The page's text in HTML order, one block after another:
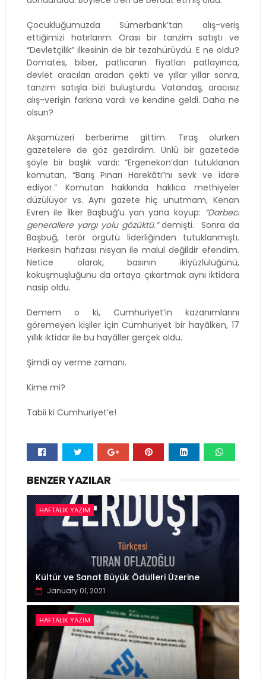
Çocukluğumuzda Sümerbank’tan alış-veriş
ettiğimizi hatırlarım. Orası bir tanzim satıştı ve
“Devletçilik” ilkesinin de bir tezahürüydü. E ne oldu?
Domates, biber, patlıcanın fiyatları patlayınca,
devlet aracıları aradan çekti ve yıllar yıllar sonra,
tanzim satışla bizi buluşturdu. Vatandaş, aracısız
alış-verişin farkına vardı ve kendine geldi. Daha ne
olsun?
Akşamüzeri berberime gittim. Tıraş olurken
gazetelere de göz gezdirdim. Ünlü bir gazetede
şöyle bir başlık vardı: “Ergenekon’dan tutuklanan
komutan, “Barış Pınarı Harekâtı”nı sevk ve idare
ediyor.” Komutan hakkında haklıca methiyeler
düzülüyor vs. Aynı gazete hiç unutmam, Kenan
Evren ile İlker Başbuğ’u yan yana koyup: “Darbeci
generallere yargı yolu gözüktü.”demişti.
Sonra da
Başbuğ, terör örgütü liderliğinden tutuklanmıştı.
Herkesin hafızası nisyan ile malul değildir efendim.
Netice olarak, basının ikiyüzlülüğünü,
kokuşmuşluğunu da ortaya çıkartmak aynı iktidara
nasip oldu.
Demem o ki, Cumhuriyet’in kazanımlarını
göremeyen kişiler için Cumhuriyet bir hayâlken, 17
yıllık iktidar ile bu hayâller gerçek oldu.
Şimdi oy verme zamanı.
Kime mi?
Tabii ki Cumhuriyet’e!
BENZER YAZILAR
HAFTALIK YAZIM
Kültür ve Sanat Büyük Ödülleri Üzerine
January 01, 2021
HAFTALIK YAZIM